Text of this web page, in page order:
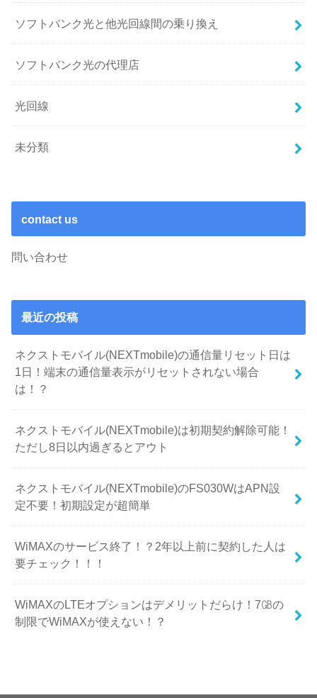
ソフトバンク光と他光回線間の乗り換え
ソフトバンク光の代理店
光回線
未分類
contact us
問い合わせ
最近の投稿
ネクストモバイル(NEXTmobile)の通信量リセット日は
1日！端末の通信量表示がリセットされない場合
は！？
ネクストモバイル(NEXTmobile)は初期契約解除可能！
ただし8日以内過ぎるとアウト
ネクストモバイル(NEXTmobile)のFS030WはAPN設
定不要！初期設定が超簡単
WiMAXのサービス終了！？2年以上前に契約した人は
要チェック！！！
WiMAXのLTEオプションはデメリットだらけ！7㎇の
制限でWiMAXが使えない！？